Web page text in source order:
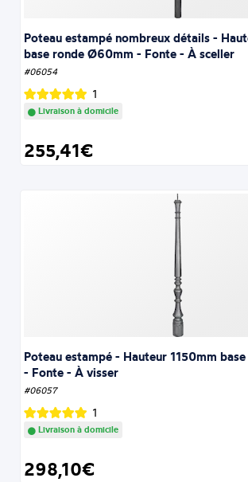
Poteau estampé nombreux détails -
base ronde Ø60mm - Fonte - À sceller
#06054
1
Livraison à domicile
255,41€
Poteau estampé - Hauteur 1150mm
- Fonte - À visser
#06057
1
Livraison à domicile
298,10€